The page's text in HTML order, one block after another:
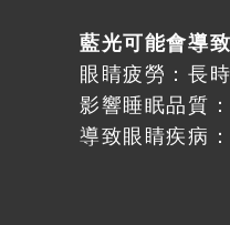
藍光可能會導
眼睛疲勞：長
影響睡眠品質
導致眼睛疾病